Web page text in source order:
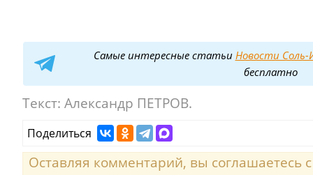
Самые интересные статьи Новости Соль-
бесплатно
Текст: Александр ПЕТРОВ.
Поделиться
Оставляя комментарий, вы соглашаетесь